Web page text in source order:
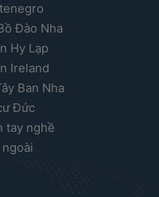
Đào Nha
Hy Lạp
Ireland
Ban Nha
Đức
tay nghề